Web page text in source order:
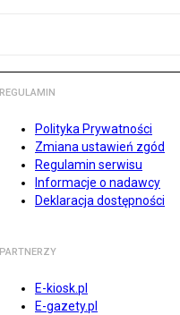
REGULAMIN
Polityka Prywatności
Zmiana ustawień zgód
Regulamin serwisu
Informacje o nadawcy
Deklaracja dostępności
PARTNERZY
E-kiosk.pl
E-gazety.pl